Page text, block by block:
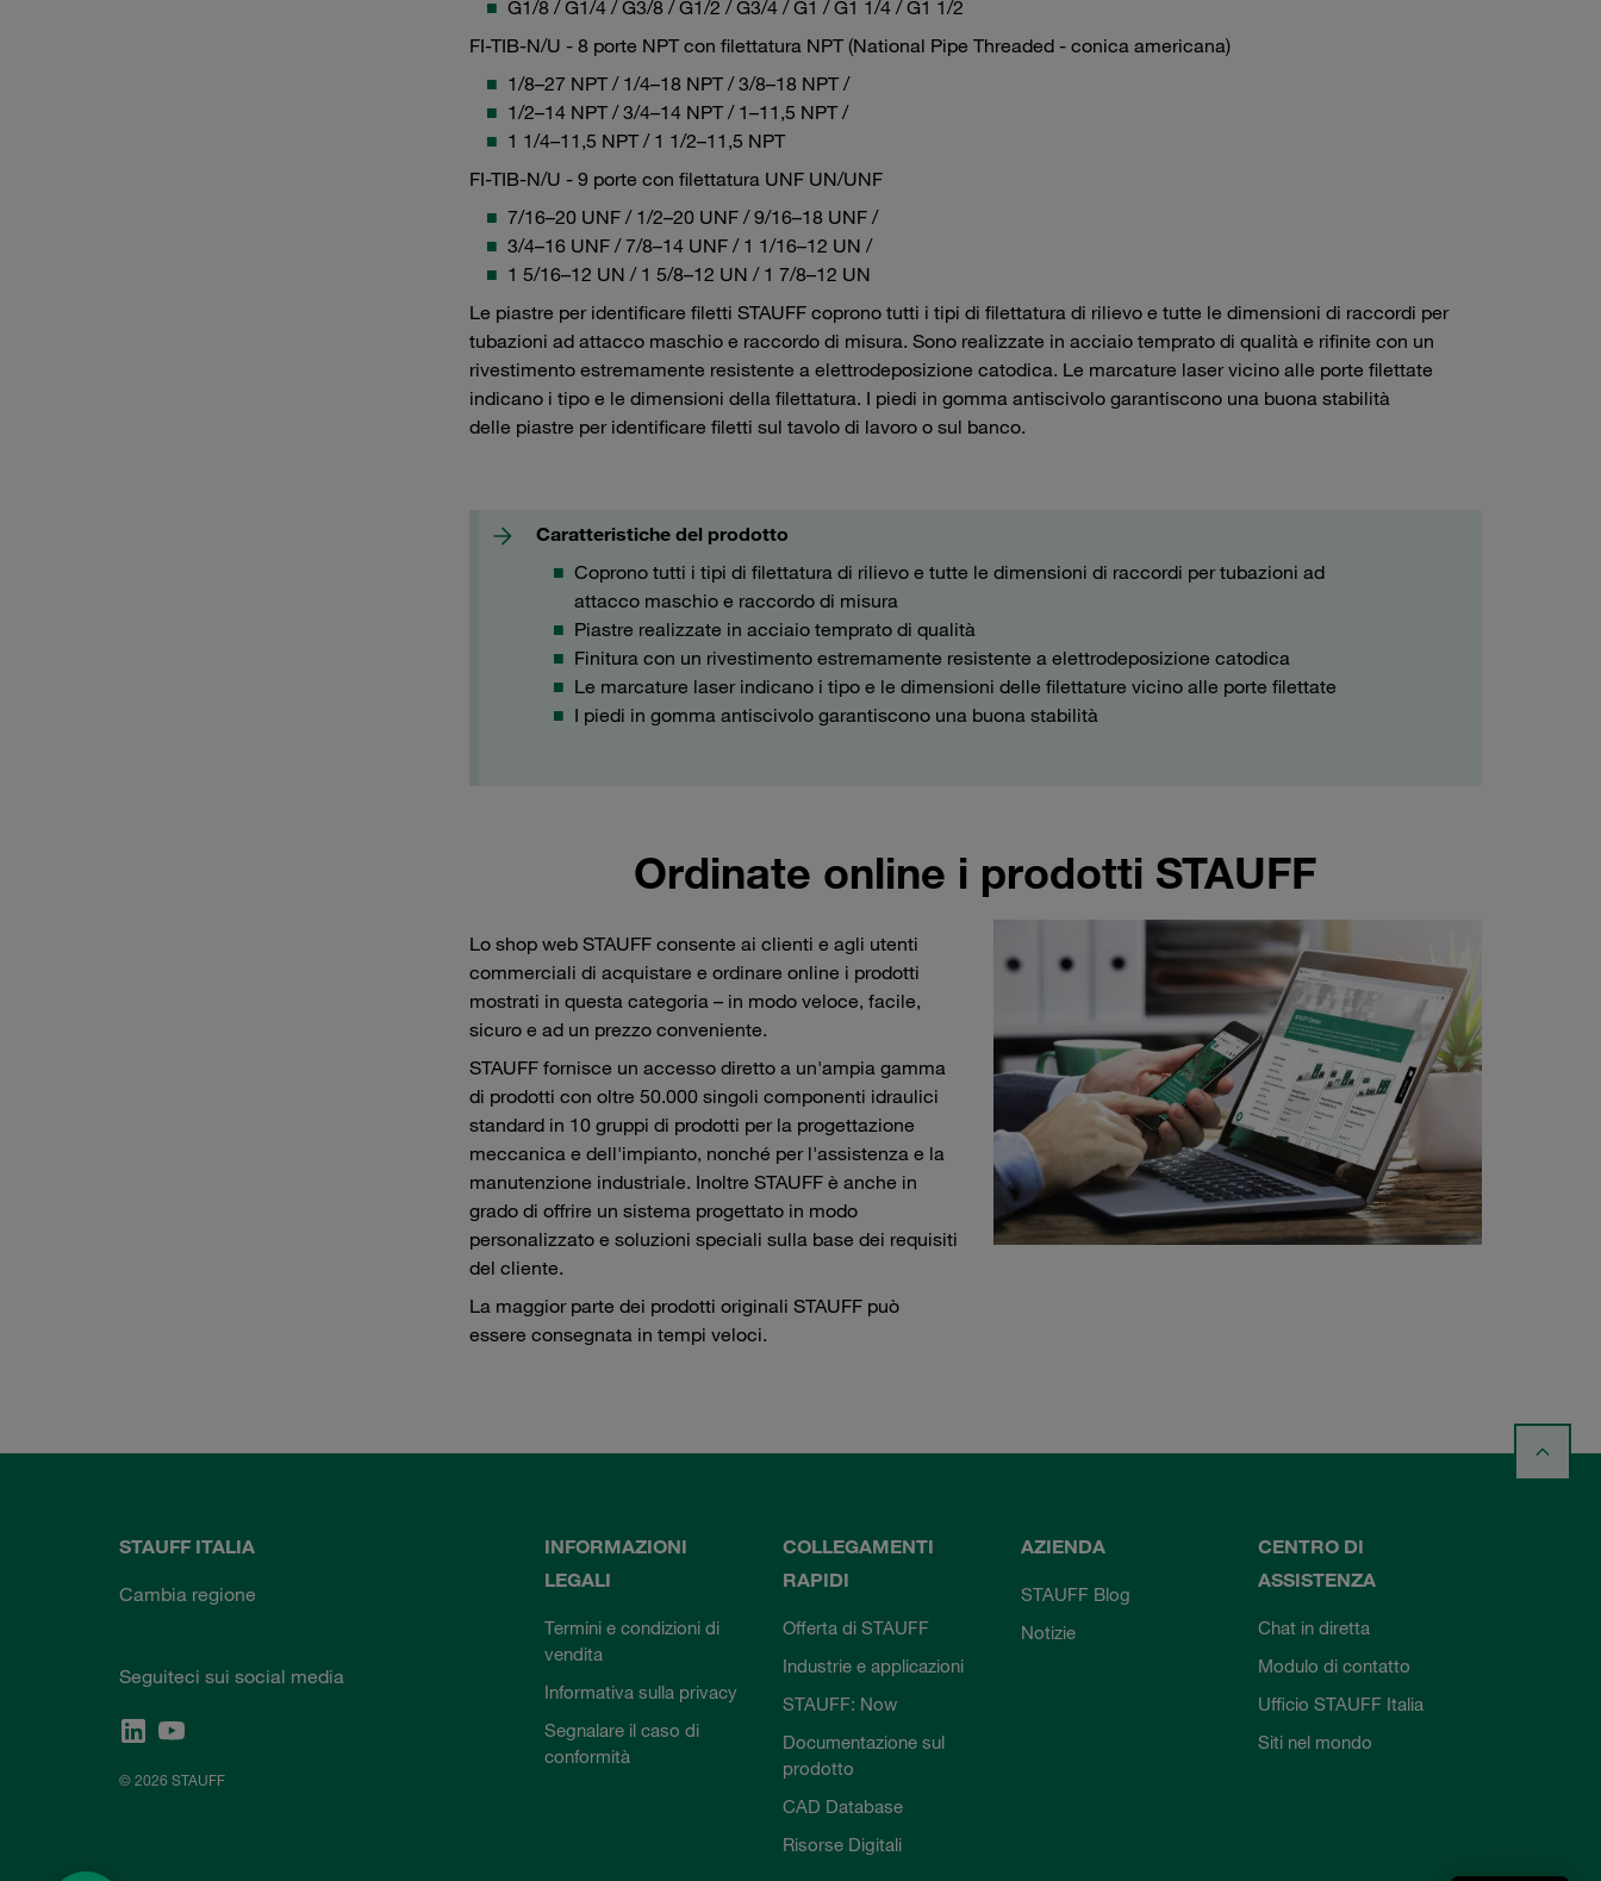
G1/8 / G1/4 / G3/8 / G1/2 / G3/4 / G1 / G1 1/4 / G1 1/2
FI-TIB-N/U - 8 porte NPT con filettatura NPT (National Pipe Threaded - conica americana)
1/8–27 NPT / 1/4–18 NPT / 3/8–18 NPT /
1/2–14 NPT / 3/4–14 NPT / 1–11,5 NPT /
1 1/4–11,5 NPT / 1 1/2–11,5 NPT
FI-TIB-N/U - 9 porte con filettatura UNF UN/UNF
7/16–20 UNF / 1/2–20 UNF / 9/16–18 UNF /
3/4–16 UNF / 7/8–14 UNF / 1 1/16–12 UN /
1 5/16–12 UN / 1 5/8–12 UN / 1 7/8–12 UN
Le piastre per identificare filetti STAUFF coprono tutti i tipi di filettatura di rilievo e tutte le dimensioni di raccordi per
tubazioni ad attacco maschio e raccordo di misura. Sono realizzate in acciaio temprato di qualità e rifinite con un
rivestimento estremamente resistente a elettrodeposizione catodica. Le marcature laser vicino alle porte filettate
indicano i tipo e le dimensioni della filettatura. I piedi in gomma antiscivolo garantiscono una buona stabilità
delle piastre per identificare filetti sul tavolo di lavoro o sul banco.
Caratteristiche del prodotto
Coprono tutti i tipi di filettatura di rilievo e tutte le dimensioni di raccordi per tubazioni ad
attacco maschio e raccordo di misura
Piastre realizzate in acciaio temprato di qualità
Finitura con un rivestimento estremamente resistente a elettrodeposizione catodica
Le marcature laser indicano i tipo e le dimensioni delle filettature vicino alle porte filettate
I piedi in gomma antiscivolo garantiscono una buona stabilità
Ordinate online i prodotti STAUFF
Lo shop web STAUFF consente ai clienti e agli utenti
commerciali di acquistare e ordinare online i prodotti
mostrati in questa categoria – in modo veloce, facile,
sicuro e ad un prezzo conveniente.
STAUFF fornisce un accesso diretto a un'ampia gamma
di prodotti con oltre 50.000 singoli componenti idraulici
standard in 10 gruppi di prodotti per la progettazione
meccanica e dell'impianto, nonché per l'assistenza e la
manutenzione industriale. Inoltre STAUFF è anche in
grado di offrire un sistema progettato in modo
personalizzato e soluzioni speciali sulla base dei requisiti
del cliente.
La maggior parte dei prodotti originali STAUFF può
essere consegnata in tempi veloci.
STAUFF ITALIA
Cambia regione
Seguiteci sui social media
© 2026 STAUFF
INFORMAZIONI
LEGALI
Termini e condizioni di
vendita
Informativa sulla privacy
Segnalare il caso di
conformità
COLLEGAMENTI
RAPIDI
Offerta di STAUFF
Industrie e applicazioni
STAUFF: Now
Documentazione sul
prodotto
CAD Database
Risorse Digitali
AZIENDA
STAUFF Blog
Notizie
CENTRO DI
ASSISTENZA
Chat in diretta
Modulo di contatto
Ufficio STAUFF Italia
Siti nel mondo